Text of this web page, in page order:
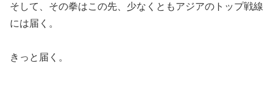
そして、その拳はこの先、少なくともアジアのトップ戦線
には届く。
きっと届く。